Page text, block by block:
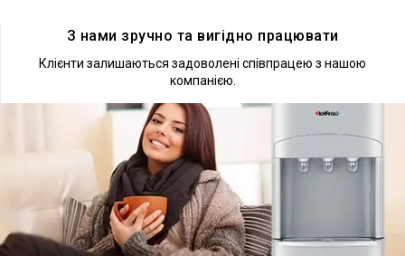
З нами зручно та вигідно працювати
Клієнти залишаються задоволені співпрацею з нашою
компанією.